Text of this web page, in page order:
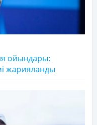
ойындары:
жарияланды